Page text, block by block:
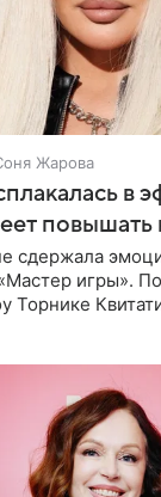
Жарова
в
повышать
сдержала
игры».
Торнике